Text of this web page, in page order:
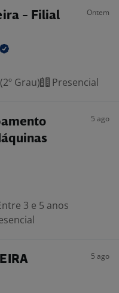
- Filial
Ontem
Grau) Presencial
5 ago
3 e 5 anos
5 ago